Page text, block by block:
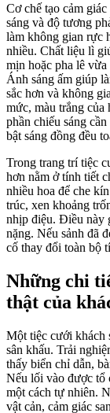
Cơ chế tạo cảm
sáng và độ tương
làm không gian rực
nhiều. Chất liệu lì
mịn hoặc pha lê vừa
Ánh sáng ấm giúp
sắc hơn và không
mức, màu trắng của
phần chiếu sáng
bật sáng đồng đều
Trong trang trí tiệc
hơn nằm ở tính tiết
nhiều hoa để che
trúc, xen khoảng
nhịp điệu. Điều này
nặng. Nếu sảnh đã
cố thay đổi toàn bộ
Những chi
thật của
Một tiệc cưới khách
sân khấu. Trải
thấy biển chỉ dẫn,
Nếu lối vào được tổ
một cách tự nhiên.
vật cản, cảm giác